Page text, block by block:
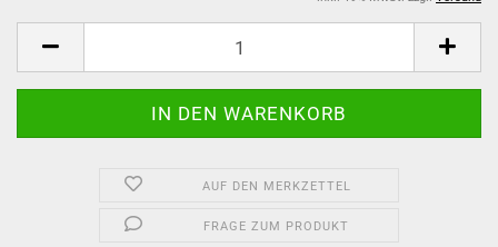
AUF DEN MERKZETTEL
FRAGE ZUM PRODUKT